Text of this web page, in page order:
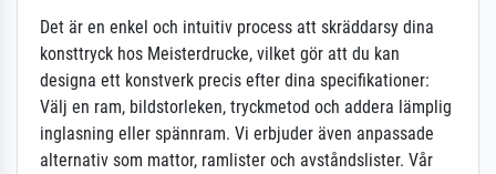
Det är en enkel och intuitiv process att skräddarsy dina
konsttryck hos Meisterdrucke, vilket gör att du kan
designa ett konstverk precis efter dina specifikationer:
Välj en ram, bildstorleken, tryckmetod och addera lämplig
inglasning eller spännram. Vi erbjuder även anpassade
alternativ som mattor, ramlister och avståndslister. Vår